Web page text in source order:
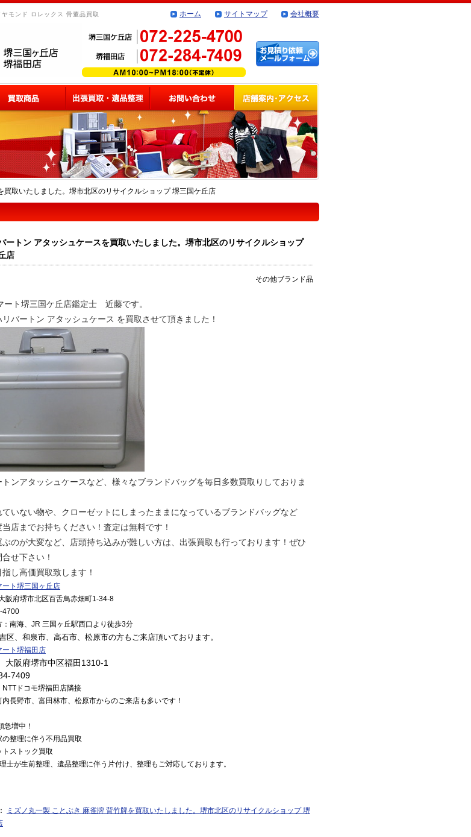
モンド ロレックス 骨董品買取 ホーム サイトマップ 会社概要
買取いたしました。堺市北区のリサイクルショップ 堺三国ケ丘店
ートン アタッシュケースを買取いたしました。堺市北区のリサイクルショップ
店
その他ブランド品
ート堺三国ケ丘店鑑定士 近藤です。
バートン アタッシュケース を買取させて頂きました！
トンアタッシュケースなど、様々なブランドバッグを毎日多数買取りしておりま
ていない物や、クローゼットにしまったままになっているブランドバッグなど
店までお持ちください！査定は無料です！
のが大変など、店頭持ち込みが難しい方は、出張買取も行っております！ぜひ
せ下さい！
し高価買取致します！
ート堺三国ヶ丘店
阪府堺市北区百舌鳥赤畑町1-34-8
4700
：南海、JR 三国ヶ丘駅西口より徒歩3分
区、和泉市、高石市、松原市の方もご来店頂いております。
ート堺福田店
阪府堺市中区福田1310-1
7409
ドコモ堺福田店隣接
長野市、富田林市、松原市からのご来店も多いです！
急増中！
の整理に伴う不用品買取
トストック買取
士が生前整理、遺品整理に伴う片付け、整理もご対応しております。
ミズノ丸一製 ことぶき 麻雀牌 背竹牌を買取いたしました。堺市北区のリサイクルショップ 堺